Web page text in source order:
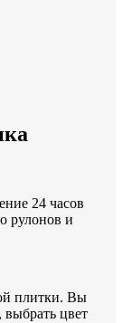
24 часов
рулонов и
плитки. Вы
выбрать цвет